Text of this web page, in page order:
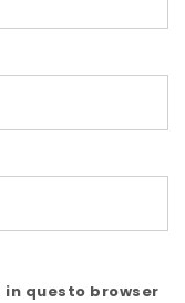
in questo browser